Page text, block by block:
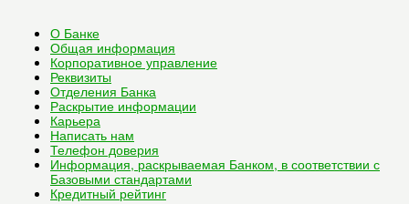
О Банке
Общая информация
Корпоративное управление
Реквизиты
Отделения Банка
Раскрытие информации
Карьера
Написать нам
Телефон доверия
Информация, раскрываемая Банком, в соответствии с
Базовыми стандартами
Кредитный рейтинг